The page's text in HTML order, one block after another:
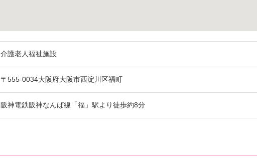
介護老人福祉施設
〒555-0034大阪府大阪市西淀川区福町
阪神電鉄阪神なんば線「福」駅より徒歩約8分